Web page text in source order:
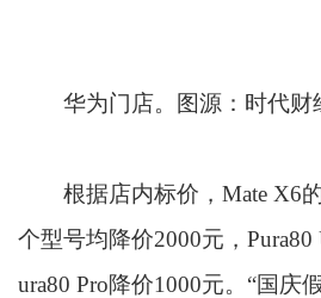
华为门店。图源：时代财
根据店内标价，Mate X6
个型号均降价2000元，Pura80
ura80 Pro降价1000元。“国庆